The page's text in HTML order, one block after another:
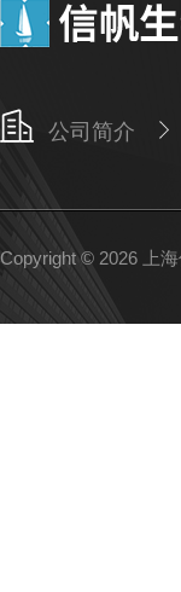
公司简介
Copyright © 2026 上